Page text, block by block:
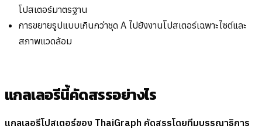
โปสเตอร์มาตรฐาน
การขยายรูปแบบเกินกว่าชุด A ไปยังงานโปสเตอร์เฉพาะไซต์และ
สภาพแวดล้อม
แกลเลอรีนี้คัดสรรอย่างไร
แกลเลอรีโปสเตอร์ของ ThaiGraph คัดสรรโดยทีมบรรณาธิการ